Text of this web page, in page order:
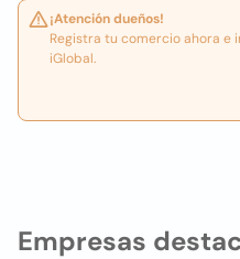
Empresas
¡Atención dueños!
Registra tu comercio ahora e
iGlobal.